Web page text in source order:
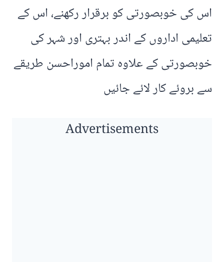
اس کی خوبصورتی کو برقرار رکھنے، اس کے
تعلیمی اداروں کے اندر بہتری اور شہر کی
خوبصورتی کے علاوہ تمام اموراحسن طریقے
سے بروئے کار لائے جائیں
Advertisements